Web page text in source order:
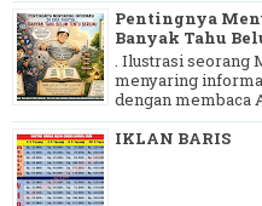
Pentingnya
Banyak Tahu
. Ilustrasi seorang
menyaring
dengan membaca
IKLAN BARIS